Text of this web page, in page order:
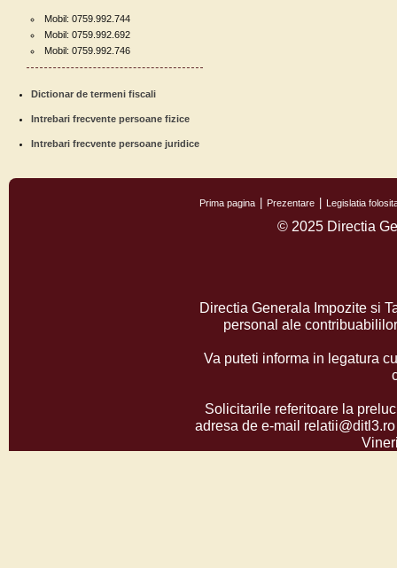
Mobil: 0759.992.744
Mobil: 0759.992.692
Mobil: 0759.992.746
Dictionar de termeni fiscali
Intrebari frecvente persoane fizice
Intrebari frecvente persoane juridice
Prima pagina Prezentare Legislatia
© 2025 Directia
Directia Generala Impozite si
personal ale
Va puteti informa in legatura
Solicitarile referitoare la
adresa de e-mail